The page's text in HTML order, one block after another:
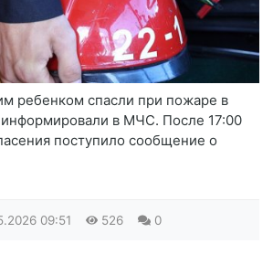
ребенком спасли при пожаре в
в МЧС. После 17:00
поступило сообщение о
09:51 526 0